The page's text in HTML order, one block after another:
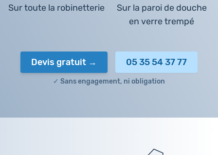
Sur toute la robinetterie
Sur la paroi de douche
en verre trempé
Devis gratuit 05 35 54 37 77
✓ Sans engagement, ni obligation